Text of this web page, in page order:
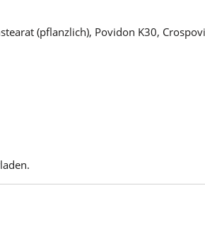
(pflanzlich), Povidon K30,